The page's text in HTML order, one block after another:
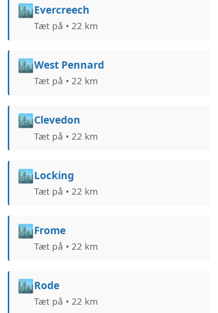
🏙️Evercreech
Tæt på • 22 km
🏙️West Pennard
Tæt på • 22 km
🏙️Clevedon
Tæt på • 22 km
🏙️Locking
Tæt på • 22 km
🏙️Frome
Tæt på • 22 km
🏙️Rode
Tæt på • 22 km